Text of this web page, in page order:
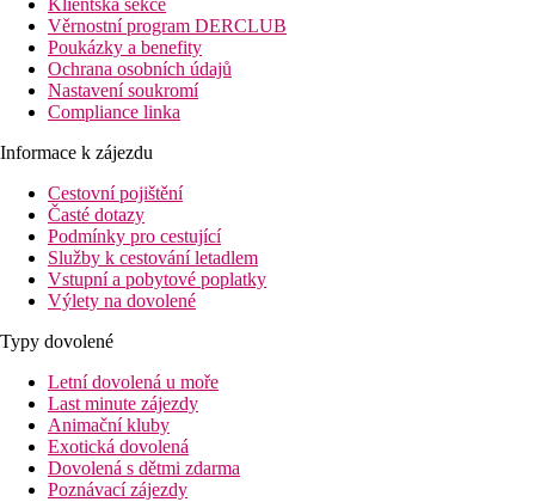
Klientská sekce
Věrnostní program DERCLUB
Poukázky a benefity
Ochrana osobních údajů
Nastavení soukromí
Compliance linka
Informace k zájezdu
Cestovní pojištění
Časté dotazy
Podmínky pro cestující
Služby k cestování letadlem
Vstupní a pobytové poplatky
Výlety na dovolené
Typy dovolené
Letní dovolená u moře
Last minute zájezdy
Animační kluby
Exotická dovolená
Dovolená s dětmi zdarma
Poznávací zájezdy